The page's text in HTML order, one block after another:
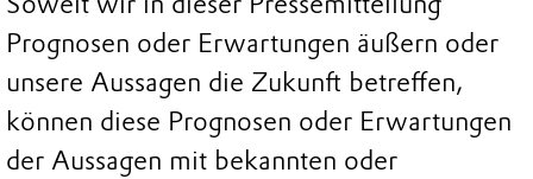
Prognosen oder Erwartungen äußern oder
unsere Aussagen die Zukunft betreffen,
können diese Prognosen oder Erwartungen
der Aussagen mit bekannten oder